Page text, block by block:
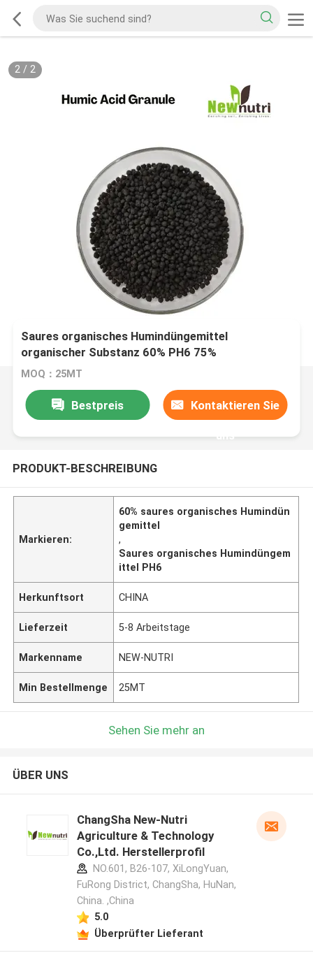
2/ 2
Saures organisches Humindüngemittel
organischer Substanz 60% PH6 75%
MOQ：25MT
Bestpreis Kontaktieren Sie
uns
PRODUKT-BESCHREIBUNG
Markieren:
60% saures organisches Humindün
gemittel
,
Saures organisches Humindüngem
ittel PH6
Herkunftsort CHINA
Lieferzeit 5-8 Arbeitstage
Markenname NEW-NUTRI
Min Bestellmenge 25MT
Sehen Sie mehr an
ÜBER UNS
ChangSha New-Nutri
Agriculture & Technology
Co.,Ltd. Herstellerprofil
NO.601, B26-107, XiLongYuan,
FuRong District, ChangSha, HuNan,
China. ,China
5.0
Überprüfter Lieferant